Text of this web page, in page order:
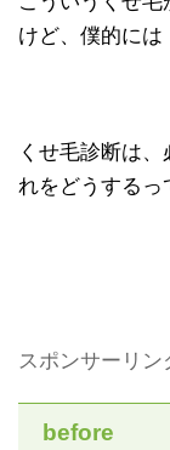
けど、僕的には
くせ毛診断は
れをどうするっ
スポンサーリン
before